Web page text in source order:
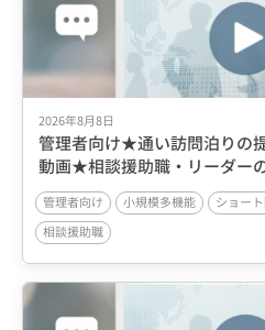
2026年8月8日
管理者向け★通い訪問泊りの
動画★相談援助職・リーダー
3■小規模多機能の広報に役
管理者向け 小規模多機能 ショー
相談援助職